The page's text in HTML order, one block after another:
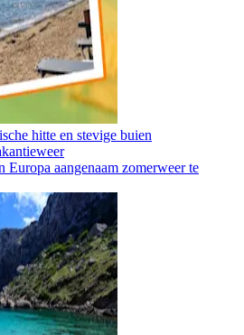
hitte en stevige buien
Europa aangenaam zomerweer te